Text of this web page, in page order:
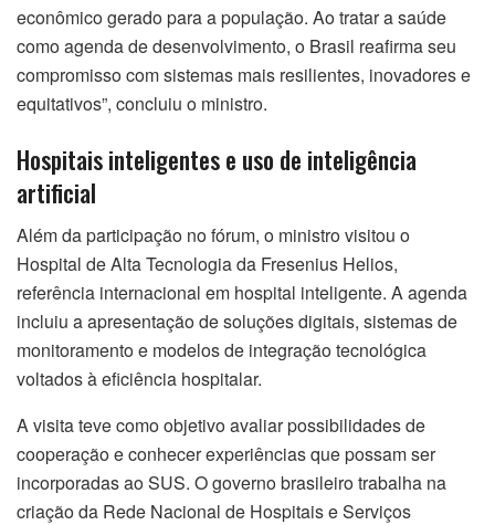
econômico gerado para a população. Ao tratar a saúde
como agenda de desenvolvimento, o Brasil reafirma seu
compromisso com sistemas mais resilientes, inovadores e
equitativos”, concluiu o ministro.
Hospitais inteligentes e uso de inteligência
artificial
Além da participação no fórum, o ministro visitou o
Hospital de Alta Tecnologia da Fresenius Helios,
referência internacional em hospital inteligente. A agenda
incluiu a apresentação de soluções digitais, sistemas de
monitoramento e modelos de integração tecnológica
voltados à eficiência hospitalar.
A visita teve como objetivo avaliar possibilidades de
cooperação e conhecer experiências que possam ser
incorporadas ao SUS. O governo brasileiro trabalha na
criação da Rede Nacional de Hospitais e Serviços